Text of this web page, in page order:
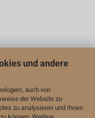
und andere
auch von
der Website zu
zu analysieren und Ihnen